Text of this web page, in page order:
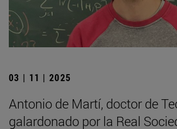
03 | 11 | 2025
Antonio de Martí, doctor de
galardonado por la Real